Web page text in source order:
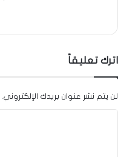
اترك تعليقاً
لن يتم نشر عنوان بريدك الإلكتروني.